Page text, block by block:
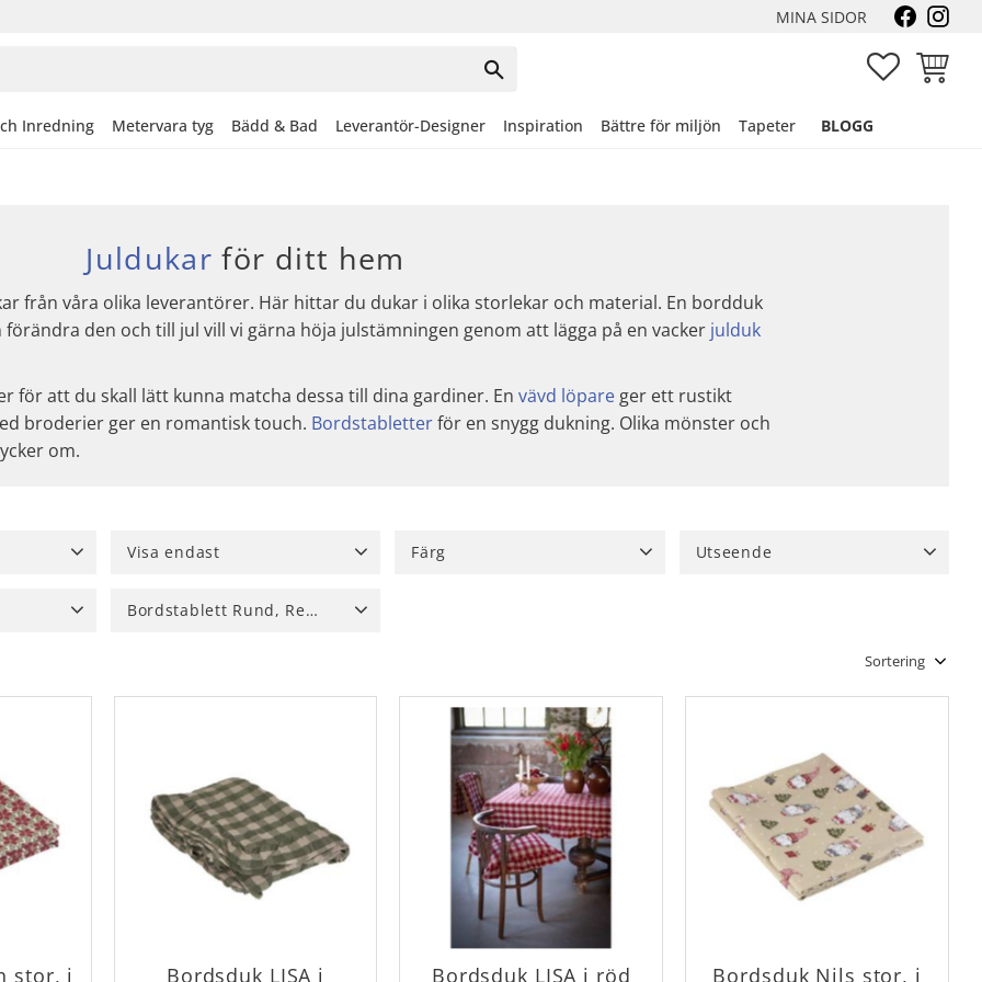
MINA SIDOR
FAVORITER
Inredning Metervara tyg Bädd & Bad Leverantör-Designer Inspiration Bättre för miljön Tapeter BLOGG
Juldukar för ditt hem
från våra olika leverantörer. Här hittar du dukar i olika storlekar och material. En bordduk
den och till jul vill vi gärna höja julstämningen genom att lägga på en vacker julduk
för att du skall lätt kunna matcha dessa till dina gardiner. En vävd löpare ger ett rustikt
broderier ger en romantisk touch. Bordstabletterför en snygg dukning. Olika mönster och
om.
Visa endast Färg
Visa fler
Utseende
Bordstablett Rund, Rektangulär, Oval, glasunderlägg
stor, i
Bordsduk LISA i
Bordsduk LISA i röd
Bordsduk Nils stor, i